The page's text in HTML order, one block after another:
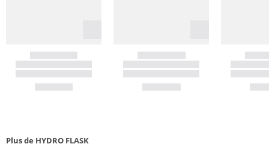
Plus de HYDRO FLASK